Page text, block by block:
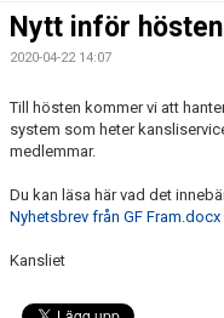
Nytt inför
2020-04-22 14:07
Till hösten kommer vi att
system som heter
medlemmar.
Du kan läsa här vad det
Nyhetsbrev från GF Fram.docx
Kansliet